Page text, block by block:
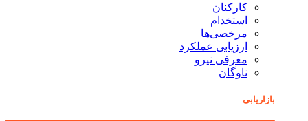
کارکنان
استخدام
مرخصی‌ها
ارزیابی عملکرد
معرفی نیرو
ناوگان
بازاریابی